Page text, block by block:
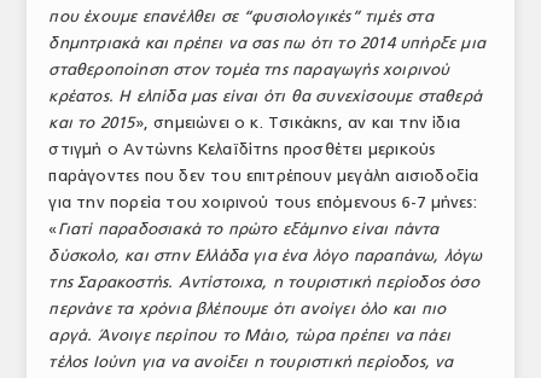
που έχουμε επανέλθει σε “φυσιολογικές” τιμές στα
δημητριακά και πρέπει να σας πω ότι το 2014 υπήρξε μια
σταθεροποίηση στον τομέα της παραγωγής χοιρινού
κρέατος. Η ελπίδα μας είναι ότι θα συνεχίσουμε σταθερά
και το 2015», σημειώνει ο κ. Τσικάκης, αν και την ίδια
στιγμή ο Αντώνης Κελαϊδίτης προσθέτει μερικούς
παράγοντες που δεν του επιτρέπουν μεγάλη αισιοδοξία
για την πορεία του χοιρινού τους επόμενους 6-7 μήνες:
«Γιατί παραδοσιακά το πρώτο εξάμηνο είναι πάντα
δύσκολο, και στην Ελλάδα για ένα λόγο παραπάνω, λόγω
της Σαρακοστής. Αντίστοιχα, η τουριστική περίοδος όσο
περνάνε τα χρόνια βλέπουμε ότι ανοίγει όλο και πιο
αργά. Άνοιγε περίπου το Μάιο, τώρα πρέπει να πάει
τέλος Ιούνη για να ανοίξει η τουριστική περίοδος, να